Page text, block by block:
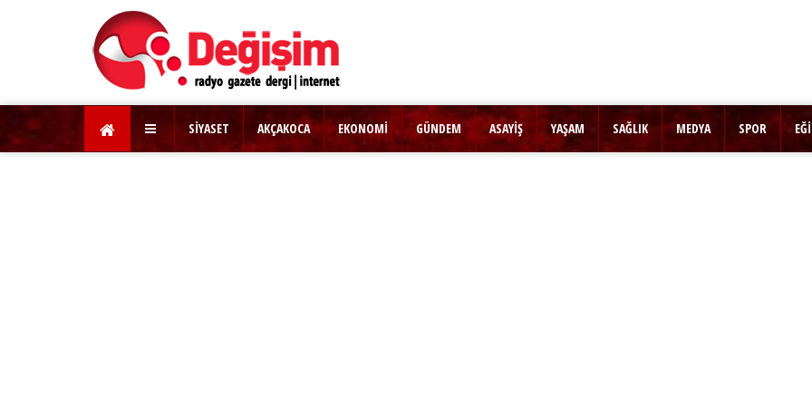
SİYASET AKÇAKOCA EKONOMİ GÜNDEM ASAYİŞ YAŞAM SAĞLIK MEDYA SPOR